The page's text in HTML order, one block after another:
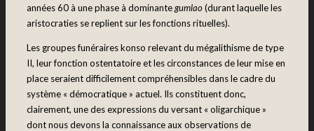
années 60 à une phase à dominantegumlao(durant laquelle les
aristocraties se replient sur les fonctions rituelles).
Les groupes funéraires konso relevant du mégalithisme de type
II, leur fonction ostentatoire et les circonstances de leur mise en
place seraient difficilement compréhensibles dans le cadre du
système « démocratique » actuel. Ils constituent donc,
clairement, une des expressions du versant « oligarchique »
dont nous devons la connaissance aux observations de